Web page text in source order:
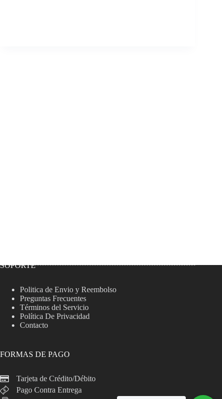
SOPORTE
Politica de Envio y Reembolso
Preguntas Frecuentes
Términos del Servicio
Política De Privacidad
Contacto
FORMAS DE PAGO
Tarjeta de Crédito/Débito
Pago Contra Entrega